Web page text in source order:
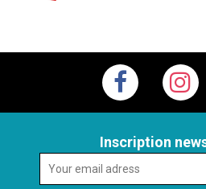
Inscription